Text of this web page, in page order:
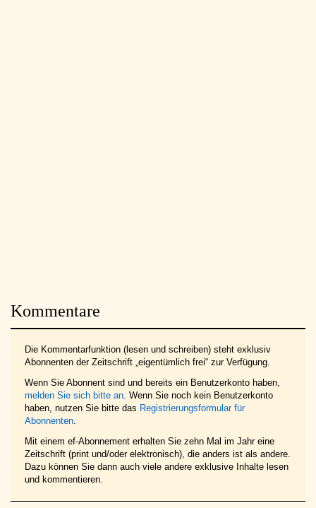
Kommentare
Die Kommentarfunktion (lesen und schreiben) steht exklusiv
Abonnenten der Zeitschrift „eigentümlich frei“ zur Verfügung.
Wenn Sie Abonnent sind und bereits ein Benutzerkonto haben,
melden Sie sich bitte an. Wenn Sie noch kein Benutzerkonto
haben, nutzen Sie bitte das Registrierungsformular für
Abonnenten.
Mit einem ef-Abonnement erhalten Sie zehn Mal im Jahr eine
Zeitschrift (print und/oder elektronisch), die anders ist als andere.
Dazu können Sie dann auch viele andere exklusive Inhalte lesen
und kommentieren.